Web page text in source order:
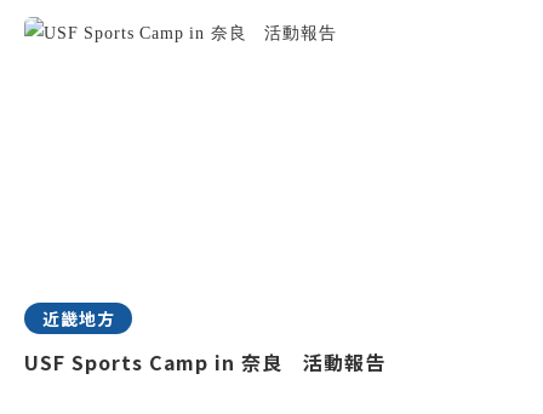
近畿地方
USF Sports Camp in 奈良 活動報告